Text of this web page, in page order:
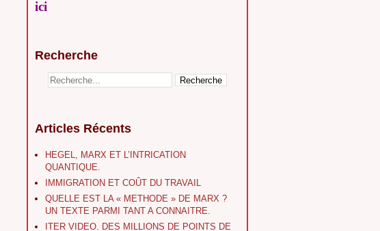
ici
Recherche
Articles Récents
HEGEL, MARX ET L’INTRICATION
QUANTIQUE.
IMMIGRATION ET COÛT DU TRAVAIL
QUELLE EST LA « METHODE » DE MARX ?
UN TEXTE PARMI TANT A CONNAITRE.
ITER VIDEO. DES MILLIONS DE POINTS DE